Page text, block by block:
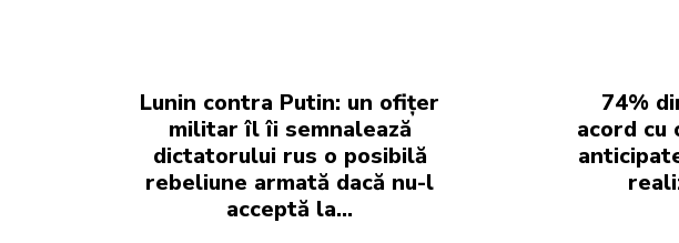
Lunin contra Putin: un ofițer
militar îl îi semnalează
dictatorului rus o posibilă
rebeliune armată dacă nu-l
acceptă la…
74%
acord cu